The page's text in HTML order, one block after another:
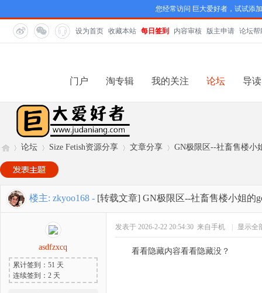
您经常访问 巨大爱好者，试试添
设为首页 收藏本站 每日签到 内容审核 版主申请 论坛帮
门户 淘专辑 我的关注 论坛 导读
巨 »
论坛
›
Size Fetish资源分享
›
文章分享
›
GN极限区--社畜售楼小
楼主: zkyoo168 - [转载文章] GN极限区--社畜售楼小姐的
asdfzxcq
累计签到：51 天
连续签到：2 天
发表于 2026-2-22 20:54:30 来自手机 显示全
看看隐藏内容看看隐藏没？